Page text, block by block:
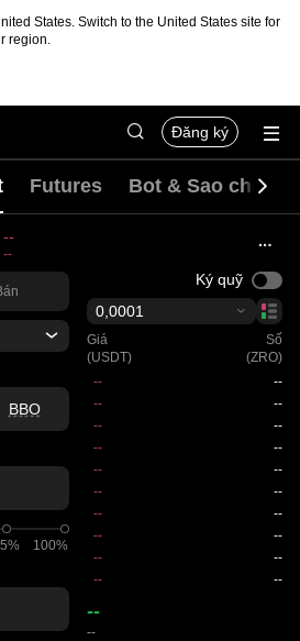
States. Switch to the United States site for
region.
Đăng ký
Futures Bot & Sao chép
--
--
BBO
100%
Ký quỹ
0,0001
Giá
(USDT)
Số
(ZRO)
--
--